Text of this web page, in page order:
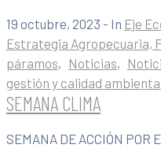
19 octubre, 2023 - In Eje
Estrategia Agropecuaria,
páramos‚ Noticias‚
gestión y calidad
SEMANA CLIMA
SEMANA DE ACCIÓN